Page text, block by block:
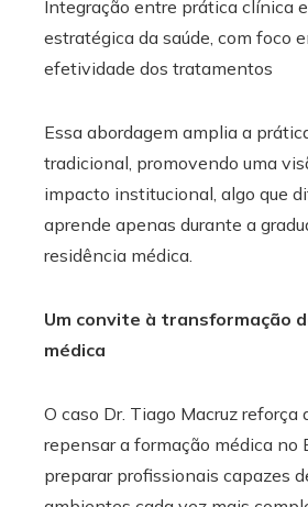
Integração entre prática clínica
estratégica da saúde, com foco
efetividade dos tratamentos
Essa abordagem amplia a
tradicional, promovendo uma
impacto institucional, algo que
aprende apenas durante a
residência médica.
Um convite à transformação
médica
O caso Dr. Tiago Macruz reforça
repensar a formação médica no
preparar profissionais capazes